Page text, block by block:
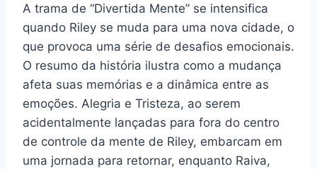
A trama de “Divertida Mente” se intensifica
quando Riley se muda para uma nova cidade, o
que provoca uma série de desafios emocionais.
O resumo da história ilustra como a mudança
afeta suas memórias e a dinâmica entre as
emoções. Alegria e Tristeza, ao serem
acidentalmente lançadas para fora do centro
de controle da mente de Riley, embarcam em
uma jornada para retornar, enquanto Raiva,